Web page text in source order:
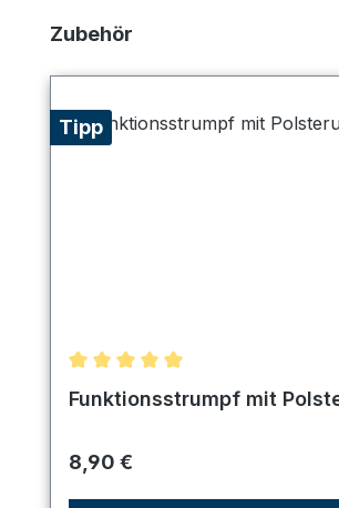
Produktgalerie überspringen
Zubehör
Tipp
Durchschnittliche Bewertung
Funktionsstrumpf mit
Regulärer Preis:
8,90 €